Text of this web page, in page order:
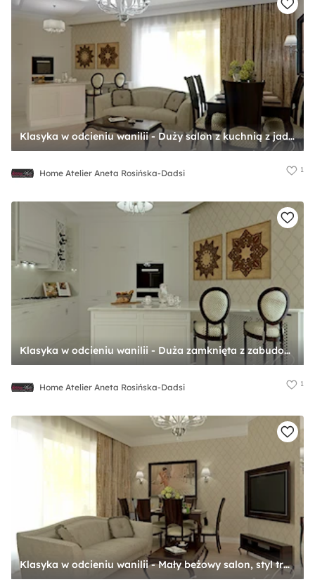
Klasyka w odcieniu wanilii - Duży salon z kuchnią z jadalnią, styl tradycyjny - zdjęcie od Home Atelier Aneta Rosińska-Dadsi
Home Atelier Aneta Rosińska-Dadsi 1
Klasyka w odcieniu wanilii - Duża zamknięta z zabudowaną lodówką kuchnia w kształcie litery l z marmurową podłogą, styl tradycyjny - zdjęcie od Home Atelier Aneta Rosińska-Dadsi
Home Atelier Aneta Rosińska-Dadsi 1
Klasyka w odcieniu wanilii - Mały beżowy salon, styl tradycyjny - zdjęcie od Home Atelier Aneta Rosińska-Dadsi